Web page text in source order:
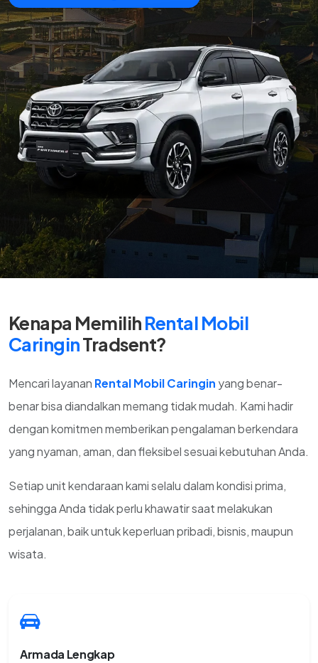
Kenapa MemilihRental Mobil
CaringinTradsent?
Mencari layanan Rental Mobil Caringin yang benar-
benar bisa diandalkan memang tidak mudah. Kami hadir
dengan komitmen memberikan pengalaman berkendara
yang nyaman, aman, dan fleksibel sesuai kebutuhan Anda.
Setiap unit kendaraan kami selalu dalam kondisi prima,
sehingga Anda tidak perlu khawatir saat melakukan
perjalanan, baik untuk keperluan pribadi, bisnis, maupun
wisata.
Armada Lengkap